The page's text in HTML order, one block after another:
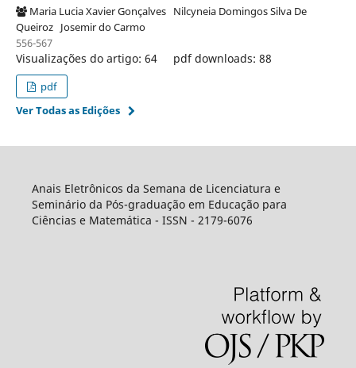
Maria Lucia Xavier Gonçalves Nilcyneia Domingos Silva De
Queiroz Josemir do Carmo
556-567
Visualizações do artigo: 64 pdf downloads: 88
pdf
Ver Todas as Edições
Anais Eletrônicos da Semana de Licenciatura e
Seminário da Pós-graduação em Educação para
Ciências e Matemática - ISSN - 2179-6076